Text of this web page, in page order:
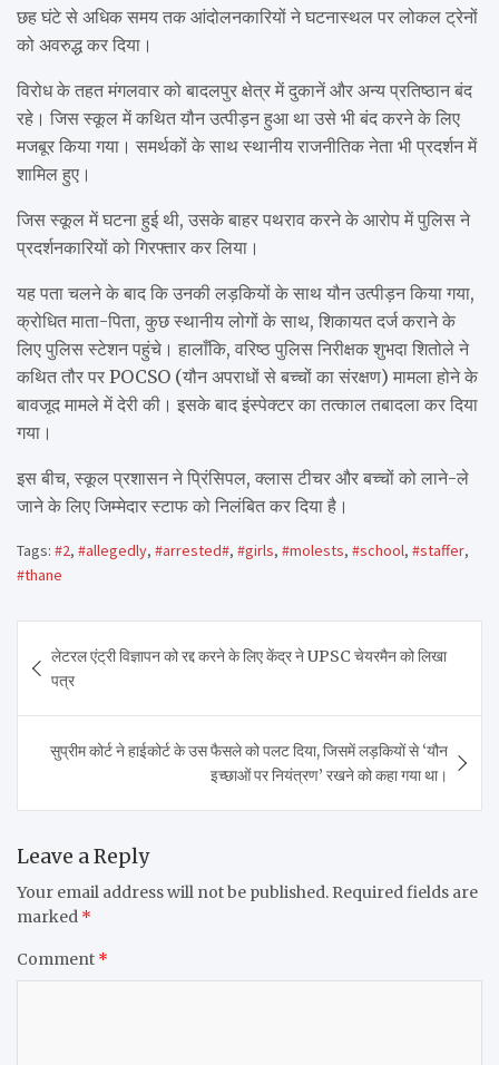
छह घंटे से अधिक समय तक आंदोलनकारियों ने घटनास्थल पर लोकल ट्रेनों
को अवरुद्ध कर दिया।
विरोध के तहत मंगलवार को बादलपुर क्षेत्र में दुकानें और अन्य प्रतिष्ठान बंद
रहे। जिस स्कूल में कथित यौन उत्पीड़न हुआ था उसे भी बंद करने के लिए
मजबूर किया गया। समर्थकों के साथ स्थानीय राजनीतिक नेता भी प्रदर्शन में
शामिल हुए।
जिस स्कूल में घटना हुई थी, उसके बाहर पथराव करने के आरोप में पुलिस ने
प्रदर्शनकारियों को गिरफ्तार कर लिया।
यह पता चलने के बाद कि उनकी लड़कियों के साथ यौन उत्पीड़न किया गया,
क्रोधित माता-पिता, कुछ स्थानीय लोगों के साथ, शिकायत दर्ज कराने के
लिए पुलिस स्टेशन पहुंचे। हालाँकि, वरिष्ठ पुलिस निरीक्षक शुभदा शितोले ने
कथित तौर पर POCSO (यौन अपराधों से बच्चों का संरक्षण) मामला होने के
बावजूद मामले में देरी की। इसके बाद इंस्पेक्टर का तत्काल तबादला कर दिया
गया।
इस बीच, स्कूल प्रशासन ने प्रिंसिपल, क्लास टीचर और बच्चों को लाने-ले
जाने के लिए जिम्मेदार स्टाफ को निलंबित कर दिया है।
Tags: #2, #allegedly, #arrested#, #girls, #molests, #school, #staffer,
#thane
navigation
लेटरल एंट्री विज्ञापन को रद्द करने के लिए केंद्र ने UPSC चेयरमैन को लिखा
पत्र
सुप्रीम कोर्ट ने हाईकोर्ट के उस फैसले को पलट दिया, जिसमें लड़कियों से ‘यौन
इच्छाओं पर नियंत्रण’ रखने को कहा गया था।
Leave a Reply
Your email address will not be published. Required fields are
marked *
Comment *